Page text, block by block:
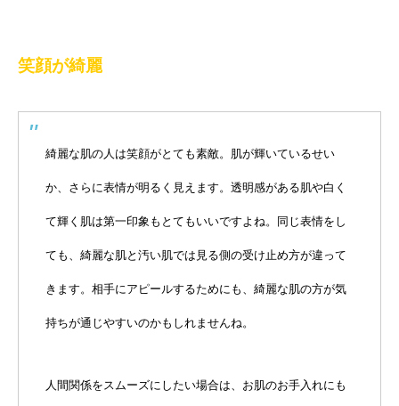
笑顔が綺麗
綺麗な肌の人は笑顔がとても素敵。肌が輝いているせい
か、さらに表情が明るく見えます。透明感がある肌や白く
て輝く肌は第一印象もとてもいいですよね。同じ表情をし
ても、綺麗な肌と汚い肌では見る側の受け止め方が違って
きます。相手にアピールするためにも、綺麗な肌の方が気
持ちが通じやすいのかもしれませんね。
人間関係をスムーズにしたい場合は、お肌のお手入れにも